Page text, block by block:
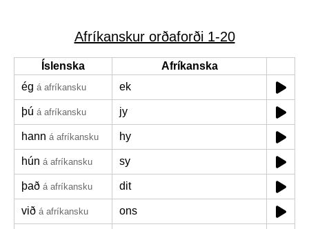
Afríkanskur orðaforði 1-20
Íslenska
Afríkanska
ég á afríkansku ek
þú á afríkansku jy
hann á afríkansku hy
hún á afríkansku sy
það á afríkansku dit
við á afríkansku ons